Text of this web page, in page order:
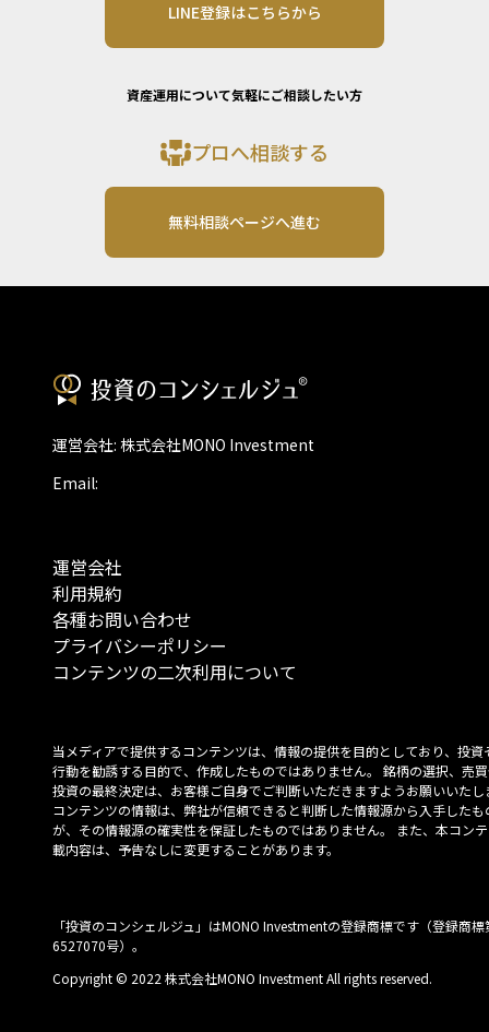
LINE登録はこちらから
資産運用について気軽にご相談したい方
プロへ相談する
無料相談ページへ進む
運営会社: 株式会社MONO Investment
Email:
運営会社
利用規約
各種お問い合わせ
プライバシーポリシー
コンテンツの二次利用について
当メディアで提供するコンテンツは、情報の提供を目的としており、投資
行動を勧誘する目的で、作成したものではありません。 銘柄の選択、売
投資の最終決定は、お客様ご自身でご判断いただきますようお願いいたし
コンテンツの情報は、弊社が信頼できると判断した情報源から入手したも
が、その情報源の確実性を保証したものではありません。 また、本コン
載内容は、予告なしに変更することがあります。
「投資のコンシェルジュ」はMONO Investmentの登録商標です（登録商標
6527070号）。
Copyright © 2022 株式会社MONO Investment All rights reserved.